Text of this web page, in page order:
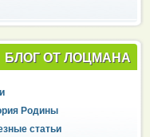
БЛОГ ОТ ЛОЦМАНА
Родины
статьи